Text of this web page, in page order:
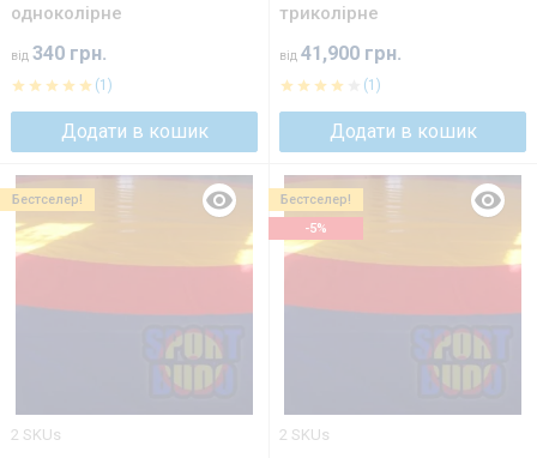
одноколірне
від 340 грн.
(1)
Додати в кошик
триколірне
від 41,900 грн.
(1)
Додати в кошик
2 SKUs
Бестселер!
2 SKUs
Бестселер!
-5%